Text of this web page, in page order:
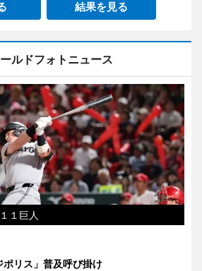
結果を見る
ルドフォトニュース
１巨人
ポリス」普及呼び掛け